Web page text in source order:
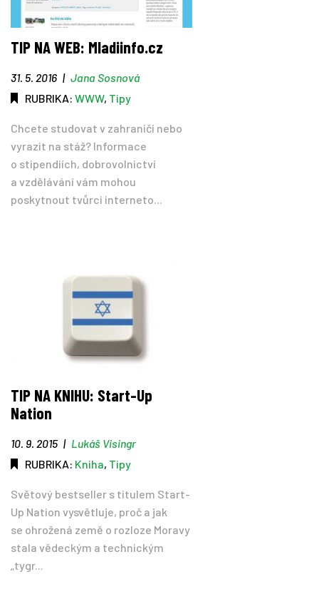
TIP NA WEB: Mladiinfo.cz
31. 5. 2016 | Jana Sosnová
RUBRIKA: WWW, Tipy
Chcete studovat v zahraničí nebo
vyrazit na stáž? Informace
o stipendiích, dobrovolnictví
a vzdělávání vám mohou
poskytnout tvůrci interneto...
TIP NA KNIHU: Start-Up
Nation
10. 9. 2015 | Lukáš Visingr
RUBRIKA: Kniha, Tipy
Světový bestseller s titulem Start-
Up Nation vysvětluje, proč a jak
se ohrožená země o rozloze Moravy
stala vědeckým a technickým
„tygr...